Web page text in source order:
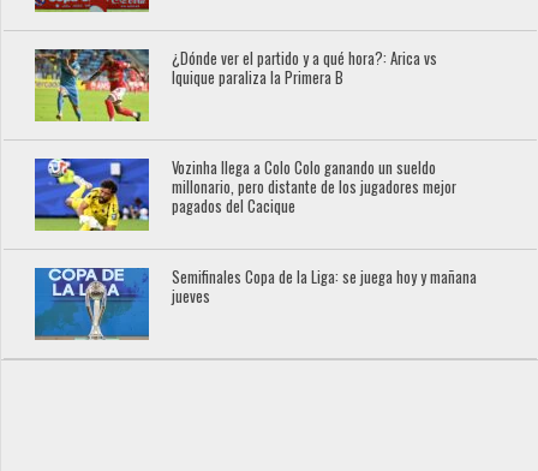
¿Dónde ver el partido y a qué hora?: Arica vs
Iquique paraliza la Primera B
Vozinha llega a Colo Colo ganando un sueldo
millonario, pero distante de los jugadores mejor
pagados del Cacique
Semifinales Copa de la Liga: se juega hoy y mañana
jueves